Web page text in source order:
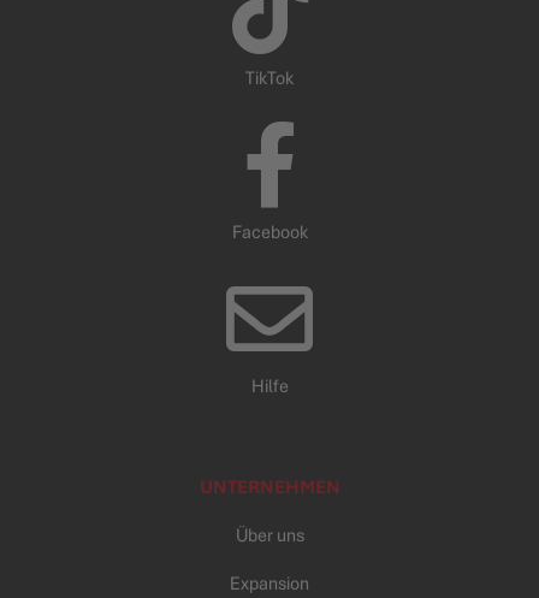
TikTok
Facebook
Hilfe
UNTERNEHMEN
Über uns
Expansion